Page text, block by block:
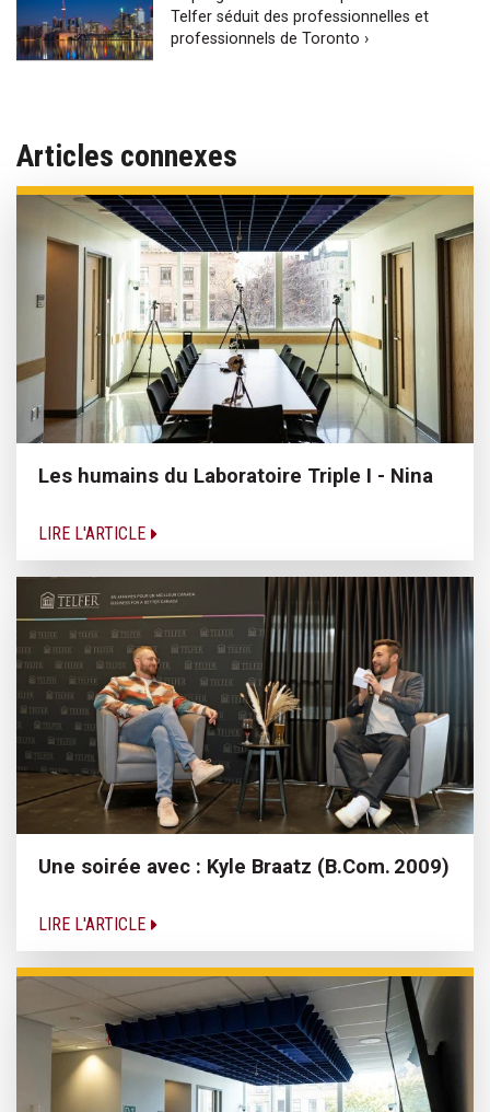
Telfer séduit des professionnelles et
professionnels de Toronto ›
Articles connexes
Les humains du Laboratoire Triple I - Nina
LIRE L'ARTICLE
Une soirée avec : Kyle Braatz (B.Com. 2009)
LIRE L'ARTICLE